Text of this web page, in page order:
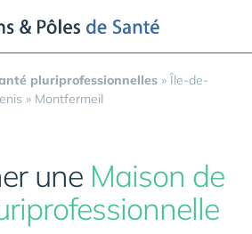
pluriprofessionnelles » Île-de-
» Montfermeil
une Maison de